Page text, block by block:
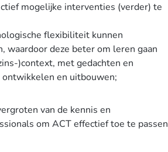
mogelijke interventies (verder) te
flexibiliteit kunnen
waardoor deze beter om leren gaan
)context, met gedachten en
en uitbouwen;
van de kennis en
om ACT effectief toe te passen